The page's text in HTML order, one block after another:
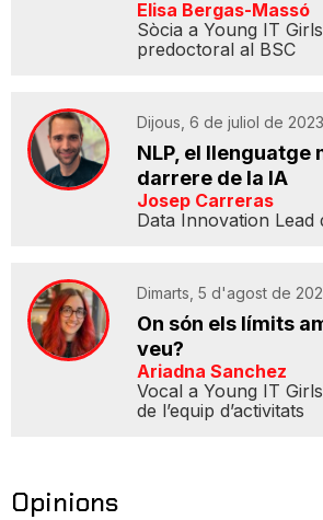
Elisa Bergas-Massó
Sòcia a Young IT
predoctoral al BSC
Dijous, 6 de juliol de
NLP, el llenguatge
darrere de la IA
Josep Carreras
Data Innovation Lead
Dimarts, 5 d'agost de
On són els límits
veu?
Ariadna Sanchez
Vocal a Young IT
de l’equip d’activitats
Opinions